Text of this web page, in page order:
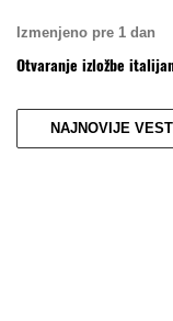
Izmenjeno pre 1 dan
Otvaranje izložbe
NAJNOVIJE VESTI